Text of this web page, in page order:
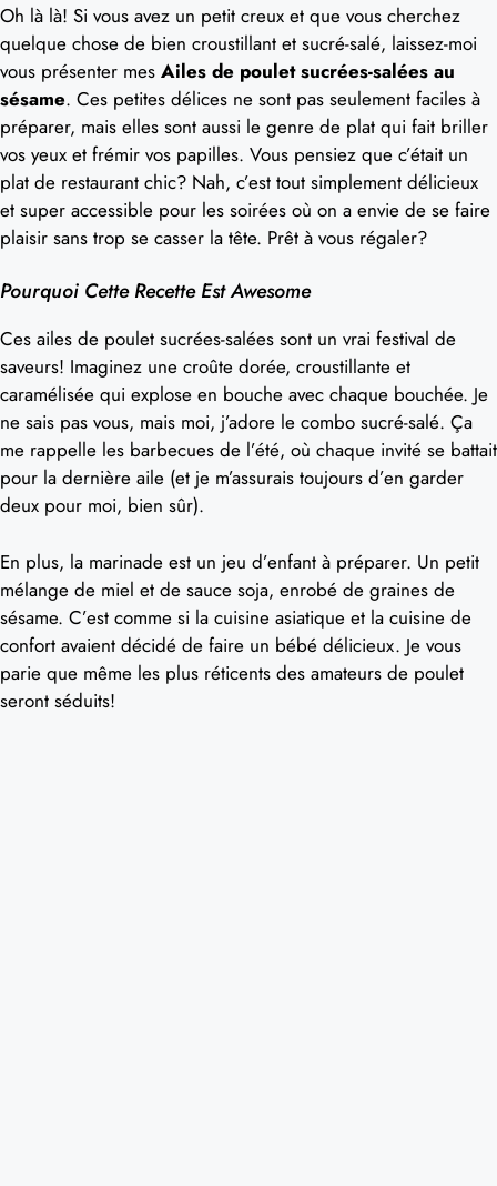
Oh là là! Si vous avez un petit creux et que vous cherchez
quelque chose de bien croustillant et sucré-salé, laissez-moi
vous présenter mes Ailes de poulet sucrées-salées au
sésame. Ces petites délices ne sont pas seulement faciles à
préparer, mais elles sont aussi le genre de plat qui fait briller
vos yeux et frémir vos papilles. Vous pensiez que c’était un
plat de restaurant chic? Nah, c’est tout simplement délicieux
et super accessible pour les soirées où on a envie de se faire
plaisir sans trop se casser la tête. Prêt à vous régaler?
Pourquoi Cette Recette Est Awesome
Ces ailes de poulet sucrées-salées sont un vrai festival de
saveurs! Imaginez une croûte dorée, croustillante et
caramélisée qui explose en bouche avec chaque bouchée. Je
ne sais pas vous, mais moi, j’adore le combo sucré-salé. Ça
me rappelle les barbecues de l’été, où chaque invité se battait
pour la dernière aile (et je m’assurais toujours d’en garder
deux pour moi, bien sûr).
En plus, la marinade est un jeu d’enfant à préparer. Un petit
mélange de miel et de sauce soja, enrobé de graines de
sésame. C’est comme si la cuisine asiatique et la cuisine de
confort avaient décidé de faire un bébé délicieux. Je vous
parie que même les plus réticents des amateurs de poulet
seront séduits!